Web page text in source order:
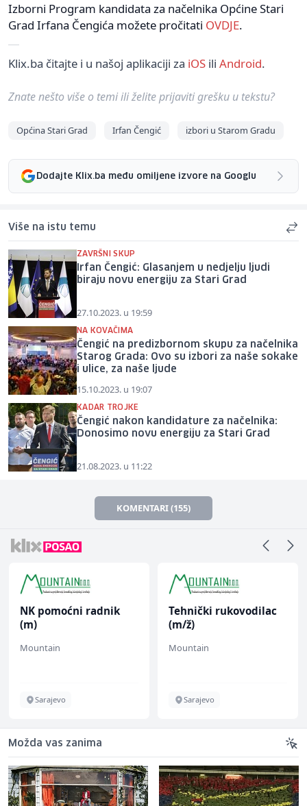
Izborni Program kandidata za načelnika Općine Stari
Grad Irfana Čengića možete pročitati OVDJE.
Klix.ba čitajte i u našoj aplikaciji za iOS ili Android.
Znate nešto više o temi ili želite prijaviti grešku u tekstu?
Općina Stari Grad Irfan Čengić izbori u Starom Gradu
Dodajte Klix.ba među omiljene izvore na Googlu
Više na istu temu
ZAVRŠNI SKUP
Irfan Čengić: Glasanjem u nedjelju ljudi
biraju novu energiju za Stari Grad
27.10.2023. u 19:59
NA KOVAČIMA
Čengić na predizbornom skupu za načelnika
Starog Grada: Ovo su izbori za naše sokake
i ulice, za naše ljude
15.10.2023. u 19:07
KADAR TROJKE
Čengić nakon kandidature za načelnika:
Donosimo novu energiju za Stari Grad
21.08.2023. u 11:22
KOMENTARI (155)
Tehnički rukovodilac
Konobar (m/ž)
Možda vas zanima